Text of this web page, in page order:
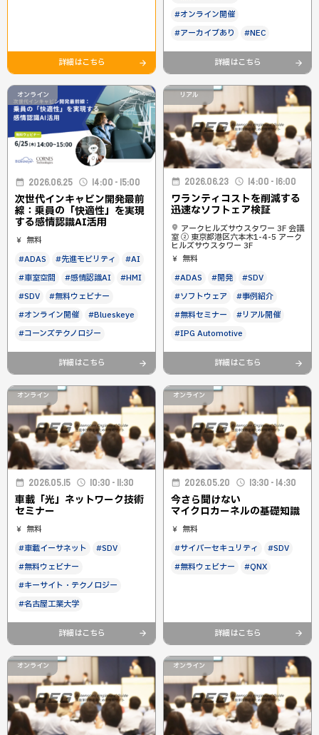
詳細はこちら
#オンライン開催
#アーカイブあり
#NEC
詳細はこちら
オンライン
2026.06.25 14:00 - 15:00
次世代インキャビン開発最前
線：乗員の「快適性」を実現
する感情認識AI活用
無料
#ADAS #先進モビリティ
#AI
#車室空間
#感情認識AI
#HMI
#SDV
#無料ウェビナー
#オンライン開催
#Blueskeye
#コーンズテクノロジー
詳細はこちら
リアル
2026.06.23 14:00 - 16:00
ワランティコストを削減する
迅速なソフトェア検証
アークヒルズサウスタワー 3F 会議
室 ② 東京都港区六本木1-4-5 アーク
ヒルズサウスタワー 3F
無料
#ADAS #開発
#SDV
#ソフトウェア
#事例紹介
#無料セミナー
#リアル開催
#IPG Automotive
詳細はこちら
オンライン
2026.05.15 10:30 - 11:30
車載「光」ネットワーク技術
セミナー
無料
#車載イーサネット
#SDV
#無料ウェビナー
#キーサイト・テクノロジー
#名古屋工業大学
詳細はこちら
オンライン
2026.05.20 13:30 - 14:30
今さら聞けない
マイクロカーネルの基礎知識
無料
#サイバーセキュリティ
#SDV
#無料ウェビナー
#QNX
詳細はこちら
オンライン オンライン